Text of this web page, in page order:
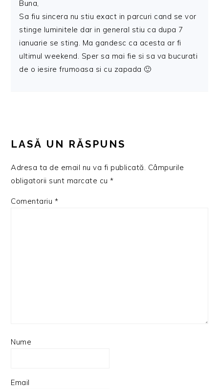
Buna,
Sa fiu sincera nu stiu exact in parcuri cand se vor
stinge luminitele dar in general stiu ca dupa 7
ianuarie se sting. Ma gandesc ca acesta ar fi
ultimul weekend. Sper sa mai fie si sa va bucurati
de o iesire frumoasa si cu zapada 🙂
LASĂ UN RĂSPUNS
Adresa ta de email nu va fi publicată. Câmpurile
obligatorii sunt marcate cu*
Comentariu *
Nume
Email